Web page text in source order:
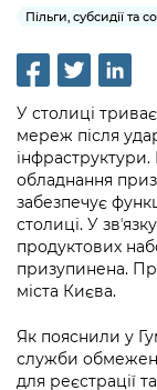
Рішення та
Проєкти
Рішення
Контактна
Графік
Вакансії
Звернення
Освіта та
Дороги,
Навколишнє
Культура,
Бізнес та
Фінанси та
Безпека та
Громадська
Громадська
Петиції
Відкритий
Контактний
Допомога
Інформація
Проекти
інших актів
Нормативна
Питання і
інформацію
Порядок
Підписатися
from the
Порядок
Accreditation
Подати
Submitting a
стану /
hospitals at
У столиці
мереж після
обладнання
забезпечує
столиці. У
продуктових
призупинена.
міста Києва.
Як пояснили у
служби обмежені
для реєстрації